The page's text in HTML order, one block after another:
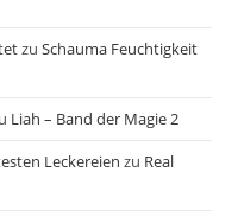
zuSchauma Feuchtigkeit
Liah – Band der Magie 2
Leckereien zu Real